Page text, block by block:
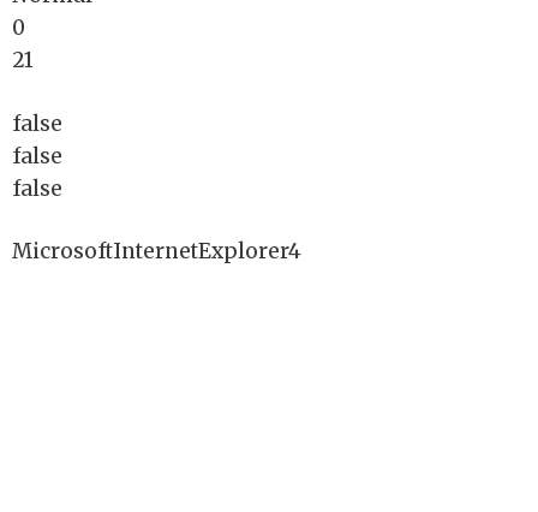
0
21
false
false
false
MicrosoftInternetExplorer4